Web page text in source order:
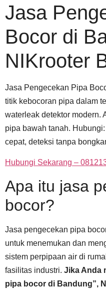
Jasa
Bocor di
NIKrooter
Jasa Pengecekan Pipa
titik kebocoran pipa dalam
waterleak detektor modern.
pipa bawah tanah. Hubungi:
cepat, deteksi tanpa
Hubungi Sekarang –
Apa itu jasa
bocor?
Jasa pengecekan pipa
untuk menemukan dan
sistem perpipaan air di
fasilitas industri. Jika Anda
pipa bocor di Bandung”,